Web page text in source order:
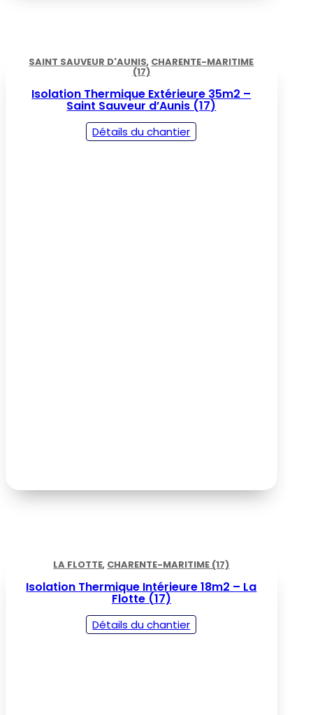
SAINT SAUVEUR D'AUNIS, CHARENTE-MARITIME
(17)
Isolation Thermique Extérieure 35m2 –
Saint Sauveur d’Aunis (17)
Détails du chantier
LA FLOTTE, CHARENTE-MARITIME (17)
Isolation Thermique Intérieure 18m2 – La
Flotte (17)
Détails du chantier